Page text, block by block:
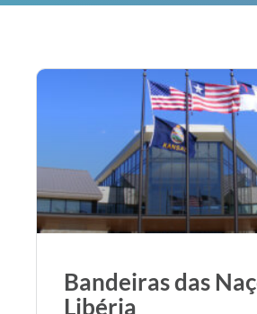
Bandeiras das
Libéria